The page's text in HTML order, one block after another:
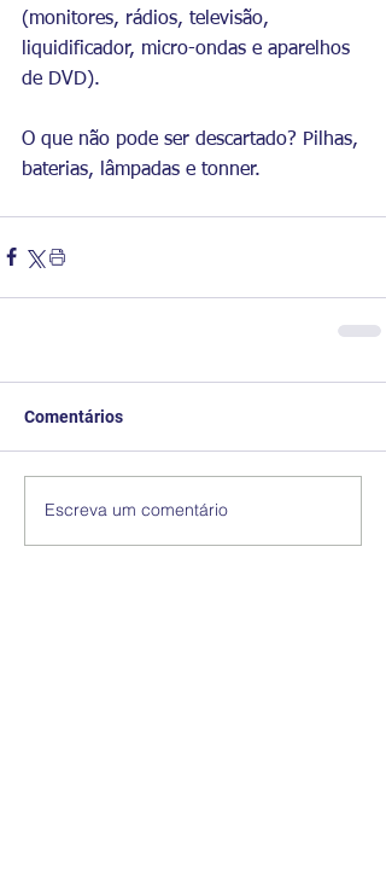
(monitores, rádios, televisão,
liquidificador, micro-ondas e aparelhos
de DVD).
O que não pode ser descartado? Pilhas,
baterias, lâmpadas e tonner.
Comentários
Escreva um comentário